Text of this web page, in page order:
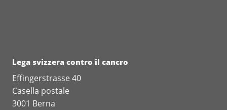
Lega svizzera contro il cancro
Effingerstrasse 40
Casella postale
3001 Berna